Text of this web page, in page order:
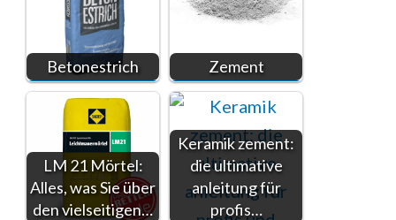
Betonestrich Zement
LM 21 Mörtel:
Alles, was Sie über
den vielseitigen…
Keramik zement:
die ultimative
anleitung für
profis…